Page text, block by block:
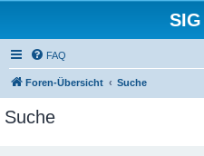
FAQ
Foren-Übersicht Suche
Suche